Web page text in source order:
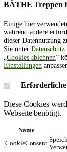
BÄTHE Treppen
Einige hier
während andere
dieser Datennutzung
Sie unter Datenschutz
„Cookies ablehnen”
Einstellungen
Erforderliche
Diese Cookies
Webseite benötigt.
Name
CookieConsent